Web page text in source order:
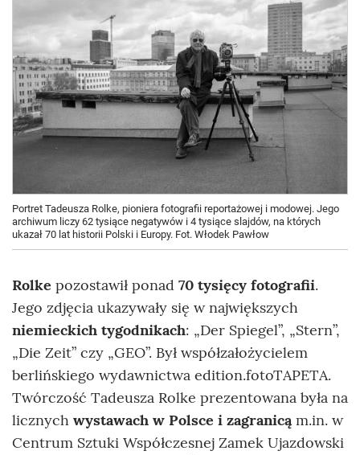
Portret Tadeusza Rolke, pioniera fotografii reportażowej i modowej. Jego
archiwum liczy 62 tysiące negatywów i 4 tysiące slajdów, na których
ukazał 70 lat historii Polski i Europy. Fot. Włodek Pawłow
Rolke pozostawił ponad 70 tysięcy fotografii.
Jego zdjęcia ukazywały się w największych
niemieckich tygodnikach: „Der Spiegel”, „Stern”,
„Die Zeit” czy „GEO”. Był współzałożycielem
berlińskiego wydawnictwa edition.fotoTAPETA.
Twórczość Tadeusza Rolke prezentowana była na
licznych wystawach w Polsce i zagranicąm.in. w
Centrum Sztuki Współczesnej Zamek Ujazdowski